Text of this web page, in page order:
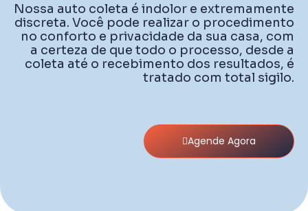
Nossa auto coleta é indolor e extremamente
discreta. Você pode realizar o procedimento
no conforto e privacidade da sua casa, com
a certeza de que todo o processo, desde a
coleta até o recebimento dos resultados, é
tratado com total sigilo.
Agende Agora